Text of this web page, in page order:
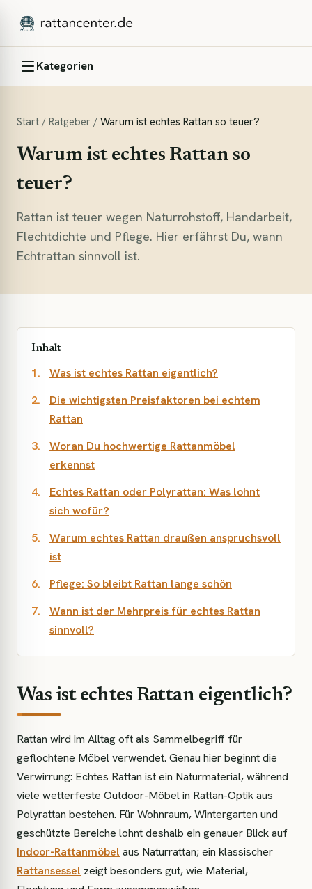
Kategorien
Start / Ratgeber / Warum ist echtes Rattan so teuer?
Warum ist echtes Rattan so
teuer?
Rattan ist teuer wegen Naturrohstoff, Handarbeit,
Flechtdichte und Pflege. Hier erfährst Du, wann
Echtrattan sinnvoll ist.
Inhalt
Was ist echtes Rattan eigentlich?
Die wichtigsten Preisfaktoren bei echtem
Rattan
Woran Du hochwertige Rattanmöbel
erkennst
Echtes Rattan oder Polyrattan: Was lohnt
sich wofür?
Warum echtes Rattan draußen anspruchsvoll
ist
Pflege: So bleibt Rattan lange schön
Wann ist der Mehrpreis für echtes Rattan
sinnvoll?
Was ist echtes Rattan eigentlich?
Rattan wird im Alltag oft als Sammelbegriff für
geflochtene Möbel verwendet. Genau hier beginnt die
Verwirrung: Echtes Rattan ist ein Naturmaterial, während
viele wetterfeste Outdoor-Möbel in Rattan-Optik aus
Polyrattan bestehen. Für Wohnraum, Wintergarten und
geschützte Bereiche lohnt deshalb ein genauer Blick auf
Indoor-Rattanmöbel aus Naturrattan; ein klassischer
Rattansessel zeigt besonders gut, wie Material,